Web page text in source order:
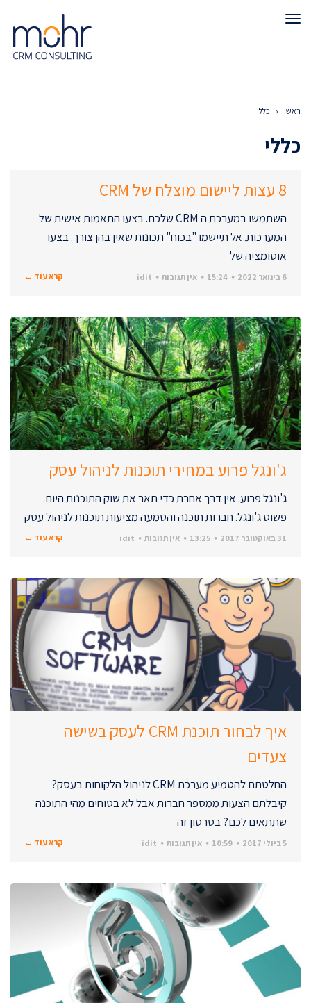
תפריט
ראשי » כללי
כללי
8 עצות ליישום מוצלח של CRM
השתמשו במערכת ה CRM שלכם. בצעו התאמות אישית של
המערכות. אל תיישמו "בכוח" תכונות שאין בהן צורך. בצעו
אוטומציה של
6 בינואר 2022 15:24 אין תגובות idit קרא עוד ←
ג'ונגל פרוע במחירי תוכנות לניהול עסק
ג'ונגל פרוע. אין דרך אחרת כדי תאר את שוק התוכנות היום.
פשוט ג'ונגל. חברות תוכנה והטמעה מציעות תוכנות לניהול עסק
31 באוקטובר 2017 13:25 אין תגובות idit קרא עוד ←
איך לבחור תוכנת CRM לעסק בשישה
צעדים
החלטתם להטמיע מערכת CRM לניהול הלקוחות בעסק?
קיבלתם הצעות ממספר חברות אבל לא בטוחים מהי התוכנה
שתתאים לכם? בסרטון זה
5 ביולי 2017 10:59 אין תגובות idit קרא עוד ←